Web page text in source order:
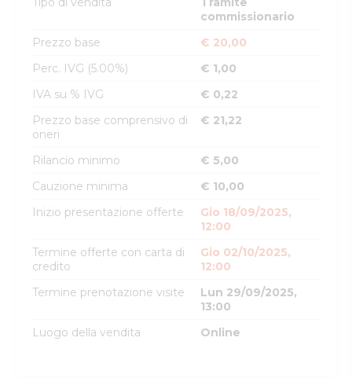
commissionario
Prezzo base
€ 20,00
Perc. IVG (5.00%)
€ 1,00
IVA su % IVG
€ 0,22
Prezzo base comprensivo di
oneri
€ 21,22
Rilancio minimo
€ 5,00
Cauzione minima
€ 10,00
Inizio presentazione offerte
Gio 18/09/2025,
12:00
Termine offerte con carta di
credito
Gio 02/10/2025,
12:00
Termine prenotazione visite
Lun 29/09/2025,
13:00
Luogo della vendita
Online